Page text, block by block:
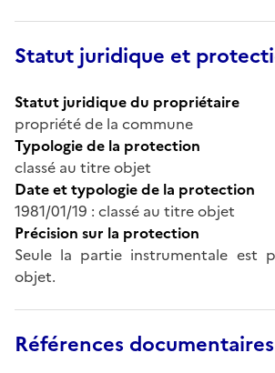
Statut juridique et
Statut juridique du propriétaire
propriété de la commune
Typologie de la protection
classé au titre objet
Date et typologie de la protection
1981/01/19 : classé au titre objet
Précision sur la protection
Seule la partie instrumentale est
objet.
Références documentaires